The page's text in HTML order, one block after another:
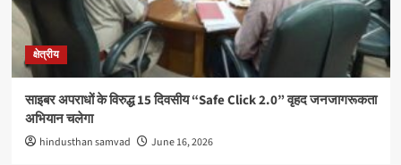
क्षेत्रीय
साइबर अपराधों के विरुद्ध 15 दिवसीय “Safe Click 2.0” वृहद जनजागरूकता
अभियान चलेगा
hindusthan samvad June 16, 2026